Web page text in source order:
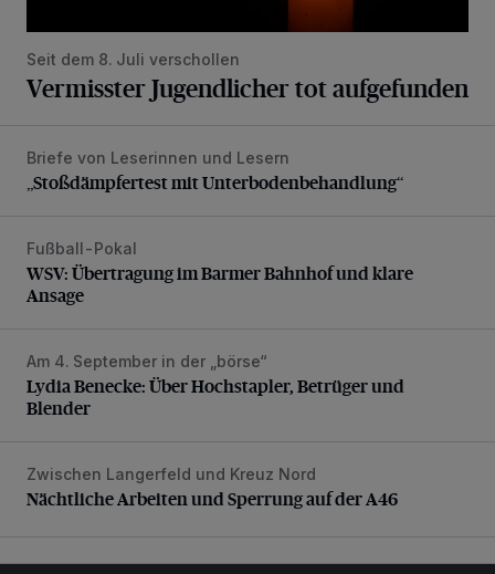
Seit dem 8. Juli verschollen
Vermisster Jugendlicher tot aufgefunden
„Stoßdämpfertest mit Unterbodenbehandlung“
Briefe von Leserinnen und Lesern
„Stoßdämpfertest mit Unterbodenbehandlung“
WSV: Übertragung im Barmer Bahnhof und klare Ansage
Fußball-Pokal
WSV: Übertragung im Barmer Bahnhof und klare
Ansage
Lydia Benecke: Über Hochstapler, Betrüger und Blender
Am 4. September in der „börse“
Lydia Benecke: Über Hochstapler, Betrüger und
Blender
Nächtliche Arbeiten und Sperrung auf der A46
Zwischen Langerfeld und Kreuz Nord
Nächtliche Arbeiten und Sperrung auf der A46